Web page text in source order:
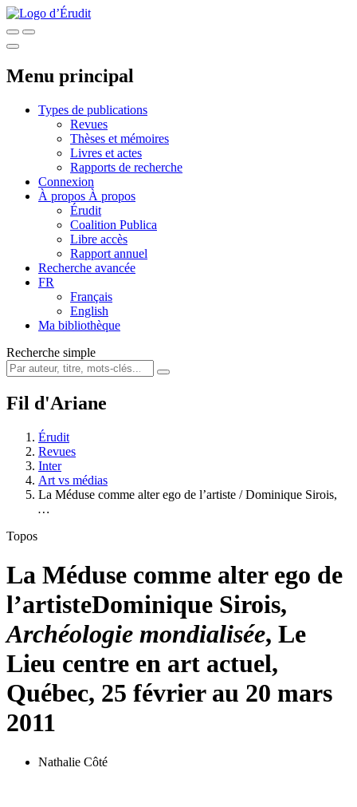
Menu principal
Types de publications
Revues
Thèses et mémoires
Livres et actes
Rapports de recherche
Connexion
À propos À propos
Érudit
Coalition Publica
Libre accès
Rapport annuel
Recherche avancée
FR
Français
English
Ma bibliothèque
Recherche simple
Fil d'Ariane
Érudit
Revues
Inter
Art vs médias
La Méduse comme alter ego de l’artiste / Dominique Sirois,
…
Topos
La Méduse comme alter ego de
l’artisteDominique Sirois,
Archéologie mondialisée, Le
Lieu centre en art actuel,
Québec, 25 février au 20 mars
2011
Nathalie Côté